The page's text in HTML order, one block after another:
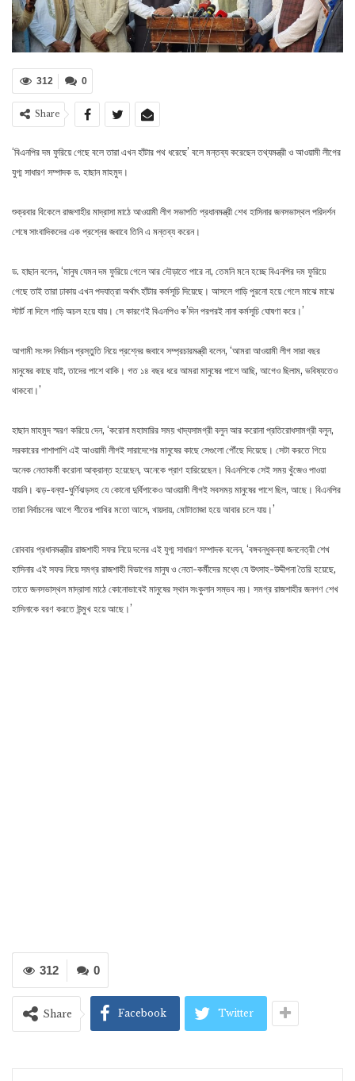
0
312
Share
‘বিএনপির দম ফুরিয়ে গেছে বলে তারা এখন হাঁটার পথ ধরেছে’ বলে মন্তব্য করেছেন তথ্যমন্ত্রী ও আওয়ামী লীগের
যুগ্ম সাধারণ সম্পাদক ড. হাছান মাহমুদ।
শুক্রবার বিকেলে রাজশাহীর মাদ্রাসা মাঠে আওয়ামী লীগ সভাপতি প্রধানমন্ত্রী শেখ হাসিনার জনসভাস্থল পরিদর্শন
শেষে সাংবাদিকদের এক প্রশ্নের জবাবে তিনি এ মন্তব্য করেন।
ড. হাছান বলেন, ‘মানুষ যেমন দম ফুরিয়ে গেলে আর দৌড়াতে পারে না, তেমনি মনে হচ্ছে বিএনপির দম ফুরিয়ে
গেছে তাই তারা ঢাকায় এখন পদযাত্রা অর্থাৎ হাঁটার কর্মসূচি দিয়েছে। আসলে গাড়ি পুরনো হয়ে গেলে মাঝে মাঝে
স্টার্ট না দিলে গাড়ি অচল হয়ে যায়। সে কারণেই বিএনপিও ক’দিন পরপরই নানা কর্মসূচি ঘোষণা করে।’
আগামী সংসদ নির্বাচন প্রস্তুতি নিয়ে প্রশ্নের জবাবে সম্প্রচারমন্ত্রী বলেন, ‘আমরা আওয়ামী লীগ সারা বছর
মানুষের কাছে যাই, তাদের পাশে থাকি। গত ১৪ বছর ধরে আমরা মানুষের পাশে আছি, আগেও ছিলাম, ভবিষ্যতেও
থাকবো।’
হাছান মাহমুদ স্মরণ করিয়ে দেন, ‘করোনা মহামারির সময় খাদ্যসামগ্রী বলুন আর করোনা প্রতিরোধসামগ্রী বলুন,
সরকারের পাশাপাশি এই আওয়ামী লীগই সারাদেশের মানুষের কাছে সেগুলো পৌঁছে দিয়েছে। সেটা করতে গিয়ে
অনেক নেতাকর্মী করোনা আক্রান্ত হয়েছেন, অনেকে প্রাণ হারিয়েছেন। বিএনপিকে সেই সময় খুঁজেও পাওয়া
যায়নি। ঝড়-বন্যা-ঘুর্ণিঝড়সহ যে কোনো দুর্বিপাকেও আওয়ামী লীগই সবসময় মানুষের পাশে ছিল, আছে। বিএনপির
তারা নির্বাচনের আগে শীতের পাখির মতো আসে, খায়দায়, মোটাতাজা হয়ে আবার চলে যায়।’
রোববার প্রধানমন্ত্রীর রাজশাহী সফর নিয়ে দলের এই যুগ্ম সাধারণ সম্পাদক বলেন, ‘বঙ্গবন্ধুকন্যা জননেত্রী শেখ
হাসিনার এই সফর নিয়ে সমগ্র রাজশাহী বিভাগের মানুষ ও নেতা-কর্মীদের মধ্যে যে উৎসাহ-উদ্দীপনা তৈরি হয়েছে,
তাতে জনসভাস্থল মাদ্রাসা মাঠে কোনোভাবেই মানুষের স্থান সংকুলান সম্ভব নয়। সমগ্র রাজশাহীর জনগণ শেখ
হাসিনাকে বরণ করতে উন্মুখ হয়ে আছে।’
0
312
Share Facebook Twitter